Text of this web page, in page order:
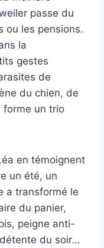
passe du
ou les pensions.
la
gestes
de
du chien, de
forme un trio
en témoignent
un été, un
a transformé le
du panier,
peigne anti-
du soir…